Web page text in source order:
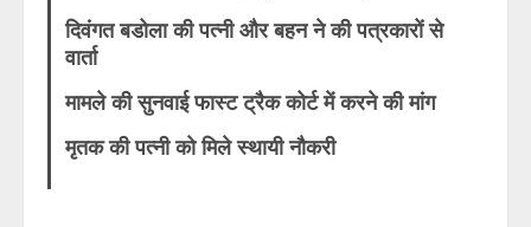
दिवंगत बडोला की पत्नी और बहन ने की पत्रकारों से
वार्ता
मामले की सुनवाई फास्ट ट्रैक कोर्ट में करने की मांग
मृतक की पत्नी को मिले स्थायी नौकरी